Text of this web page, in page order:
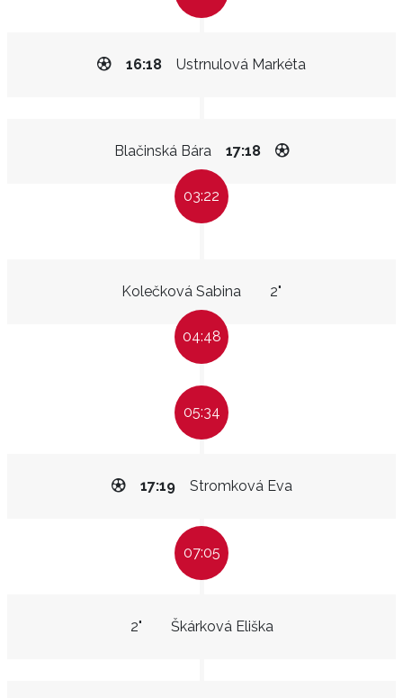
Ustrnulová Markéta
16:18
Blačinská Bára 17:18
03:22
Kolečková Sabina 2"
04:48
05:34
Stromková Eva
17:19
07:05
Škárková Eliška
2"